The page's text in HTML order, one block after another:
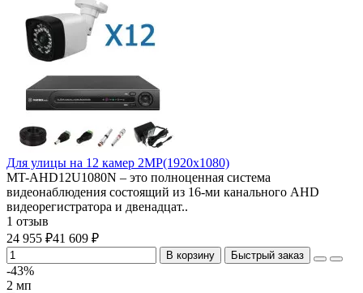
Для улицы на 12 камер 2MP(1920х1080)
MT-AHD12U1080N – это полноценная система
видеонаблюдения состоящий из 16-ми канального AHD
видеорегистратора и двенадцат..
1 отзыв
24 955 ₽41 609 ₽
В корзину Быстрый заказ
-43%
2 мп